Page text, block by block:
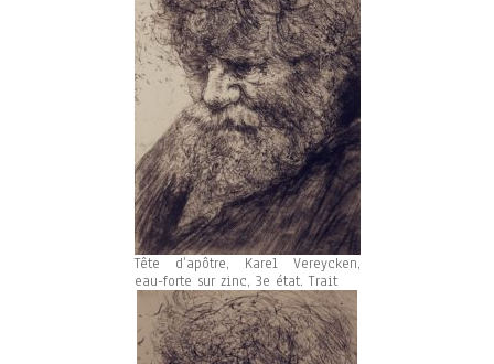
Tête d’apôtre, Karel Vereycken,
eau-forte sur zinc, 3e état. Trait